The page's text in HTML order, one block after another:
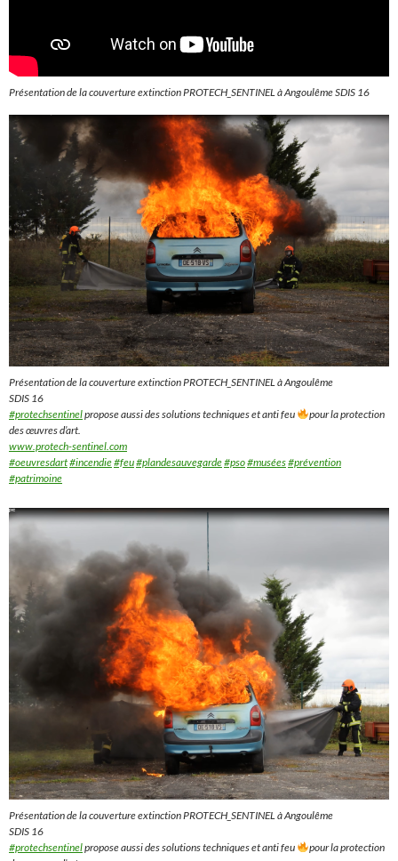
Présentation de la couverture extinction PROTECH_SENTINEL à Angoulême SDIS 16
Présentation de la couverture extinction PROTECH_SENTINEL à Angoulême
SDIS 16
#protechsentinelpropose aussi des solutions techniques et anti feu
pour la protection
des œuvres d’art.
www.protech-sentinel.com
#oeuvresdart#incendie#feu#plandesauvegarde#pso#musées#prévention
#patrimoine
Présentation de la couverture extinction PROTECH_SENTINEL à Angoulême
SDIS 16
#protechsentinelpropose aussi des solutions techniques et anti feu
pour la protection